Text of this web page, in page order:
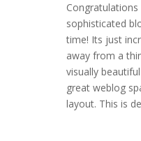
sophisticated
time! Its just
away from a
visually
great weblog
layout. This is